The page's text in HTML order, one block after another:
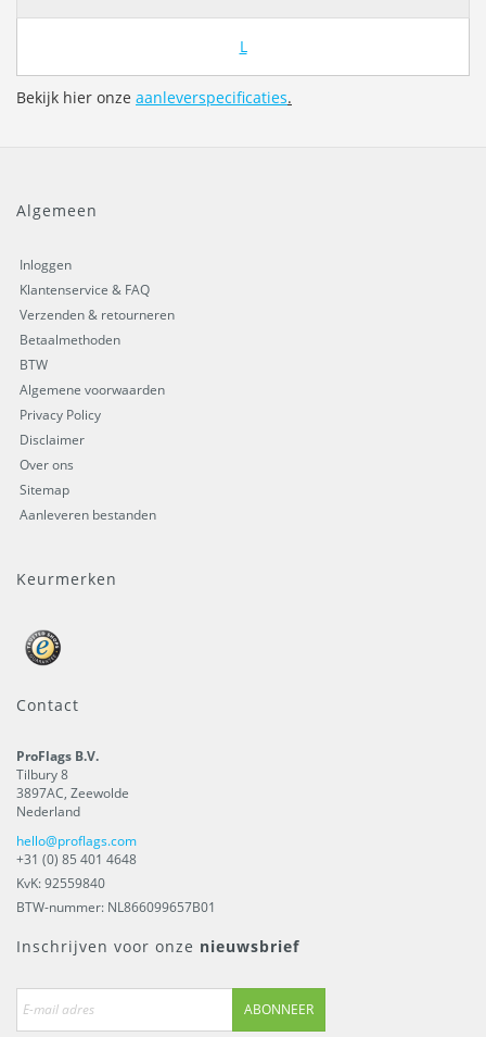
L
Bekijk hier onze aanleverspecificaties.
Algemeen
Inloggen
Klantenservice & FAQ
Verzenden & retourneren
Betaalmethoden
BTW
Algemene voorwaarden
Privacy Policy
Disclaimer
Over ons
Sitemap
Aanleveren bestanden
Keurmerken
Contact
ProFlags B.V.
Tilbury 8
3897AC, Zeewolde
Nederland
hello@proflags.com
+31 (0) 85 401 4648
KvK: 92559840
BTW-nummer: NL866099657B01
Inschrijven voor onze nieuwsbrief
ABONNEER